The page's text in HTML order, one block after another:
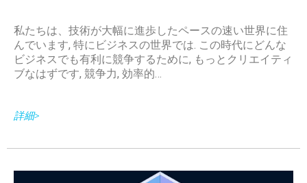
私たちは、技術が大幅に進歩したペースの速い世界に住
んでいます, 特にビジネスの世界では. この時代にどんな
ビジネスでも有利に競争するために, もっとクリエイティ
ブなはずです, 競争力, 効率的…
詳細>